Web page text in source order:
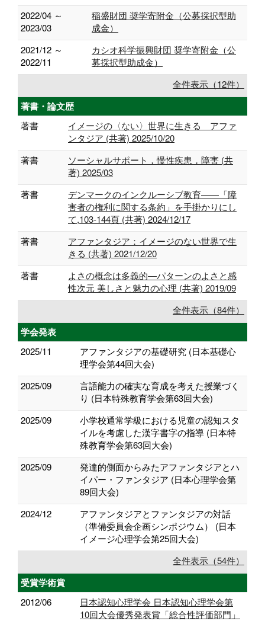
2022/04 ～
2023/03
稲盛財団 奨学寄附金（公募採択型助
成金）
2021/12 ～
2022/11
カシオ科学振興財団 奨学寄附金（公
募採択型助成金）
全件表示（12件）
著書・論文歴
著書
イメージの〈ない〉世界に生きる アファ
ンタジア (共著) 2025/10/20
著書
ソーシャルサポート，慢性疾患，障害 (共
著) 2025/03
著書
デンマークのインクルーシブ教育――「障
害者の権利に関する条約」を手掛かりにし
て,103-144頁 (共著) 2024/12/17
著書
アファンタジア：イメージのない世界で生
きる (共著) 2021/12/20
著書
よさの概念は多義的―パターンのよさと感
性次元 美しさと魅力の心理 (共著) 2019/09
全件表示（84件）
学会発表
2025/11
アファンタジアの基礎研究 (日本基礎心
理学会第44回大会)
2025/09
言語能力の確実な育成を考えた授業づく
り (日本特殊教育学会第63回大会)
2025/09
小学校通常学級における児童の認知スタ
イルを考慮した漢字書字の指導 (日本特
殊教育学会第63回大会)
2025/09
発達的側面からみたアファンタジアとハ
イパー・ファンタジア (日本心理学会第
89回大会)
2024/12
アファンタジアとファンタジアの対話
（準備委員会企画シンポジウム） (日本
イメージ心理学会第25回大会)
全件表示（54件）
受賞学術賞
2012/06
日本認知心理学会 日本認知心理学会第
10回大会優秀発表賞「総合性評価部門」